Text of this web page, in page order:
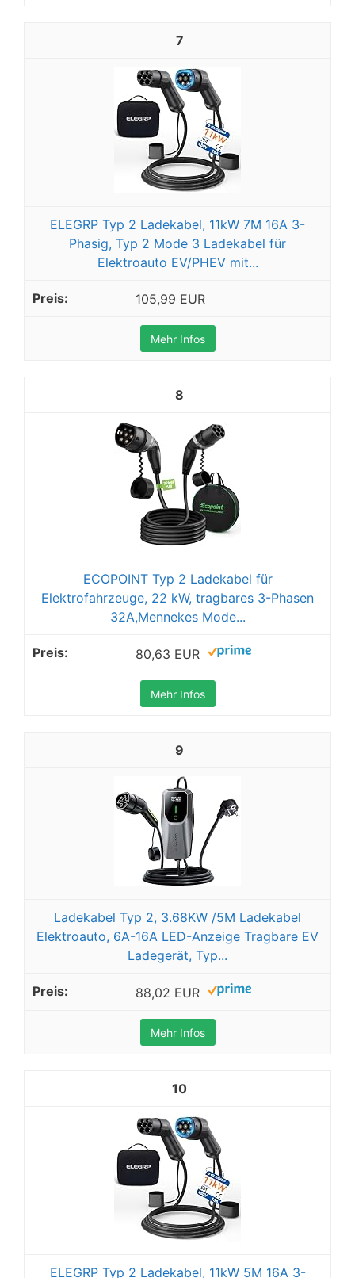
7
ELEGRP Typ 2 Ladekabel, 11kW 7M 16A 3-
Phasig, Typ 2 Mode 3 Ladekabel für
Elektroauto EV/PHEV mit...
105,99 EUR
Mehr Infos
8
ECOPOINT Typ 2 Ladekabel für
Elektrofahrzeuge, 22 kW, tragbares 3-Phasen
32A,Mennekes Mode...
80,63 EUR
Mehr Infos
9
Ladekabel Typ 2, 3.68KW /5M Ladekabel
Elektroauto, 6A-16A LED-Anzeige Tragbare EV
Ladegerät, Typ...
88,02 EUR
Mehr Infos
10
ELEGRP Typ 2 Ladekabel, 11kW 5M 16A 3-